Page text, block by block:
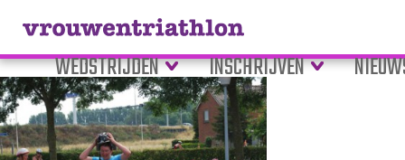
WEDSTRIJDEN INSCHRIJVEN
Tag Archive: veelgestelde